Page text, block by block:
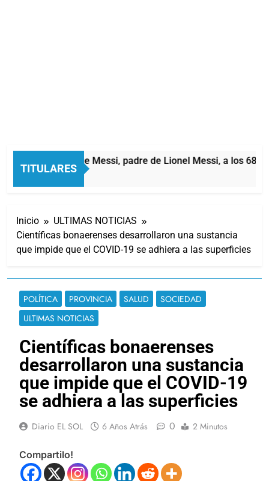
TITULARES
Murió Jorge Messi, padre de Lionel Messi, a los 68
1 Hora Atrás
Inicio
ULTIMAS NOTICIAS
Científicas bonaerenses desarrollaron una sustancia
que impide que el COVID-19 se adhiera a las superficies
POLÍTICA PROVINCIA SALUD
SOCIEDAD
ULTIMAS NOTICIAS
Científicas bonaerenses
desarrollaron una sustancia
que impide que el COVID-19
se adhiera a las superficies
Diario EL SOL 6 Años Atrás 0 2 Minutos
Compartilo!